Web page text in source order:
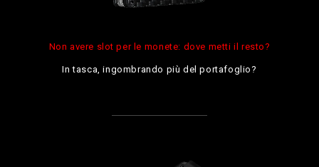
Non avere slot per le monete: dove metti il resto?
In tasca, ingombrando più del portafoglio?